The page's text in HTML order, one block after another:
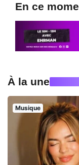
En ce
À la une
Musique